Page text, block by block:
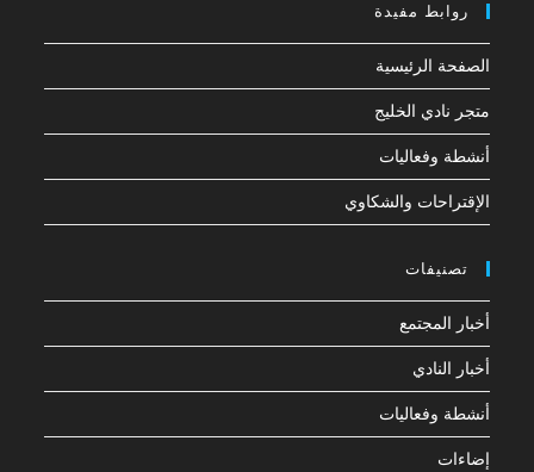
روابط مفيدة
الصفحة الرئيسية
متجر نادي الخليج
أنشطة وفعاليات
الإقتراحات والشكاوي
تصنيفات
أخبار المجتمع
أخبار النادي
أنشطة وفعاليات
إضاءات